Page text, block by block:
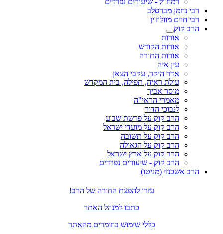
רמח"ל - שיעורים נפרדים
רבי נחמן מברסלב
רבי חיים מוולוז'ין
הרב קוק
אורות
אורות הקודש
אורות התורה
עין איה
אדר היקר, עקבי הצאן
עולת ראיה, תפילה, בית המקדש
מוסר אביך
מאמרי הראי"ה
לנבוכי הדור
הרב קוק על פרשת שבוע
הרב קוק על מועדי ישראל
הרב קוק על תשובה
הרב קוק על הגאולה
הרב קוק על ארץ ישראל
הרב קוק - שיעורים נפרדים
הרב אשכנזי (מניטו)
עזרו להפצת התורה של הרב!
כתבו למנהל האתר
כללי שימוש בחומרים מהאתר